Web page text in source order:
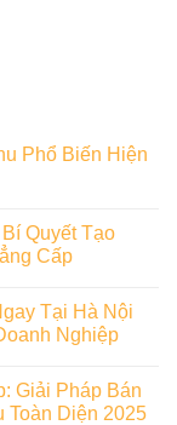
Phổ Biến Hiện
Quyết Tạo
Cấp
Tại Hà Nội
Nghiệp
Giải Pháp Bán
Toàn Diện 2025